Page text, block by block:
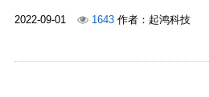
2022-09-01 1643作者：起鸿科技